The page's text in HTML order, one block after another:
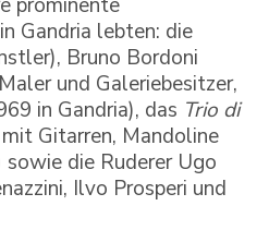
Gandria lebten: die
Bruno Bordoni
und Galeriebesitzer,
in Gandria), das Trio di
Gitarren, Mandoline
sowie die Ruderer Ugo
Ilvo Prosperi und